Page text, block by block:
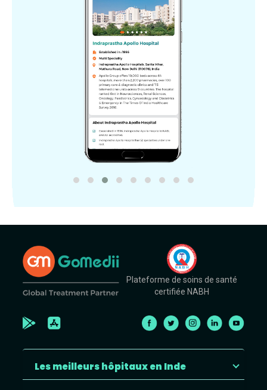
Plateforme de soins de santé
certifiée NABH
Les meilleurs hôpitaux en Inde